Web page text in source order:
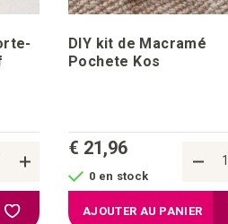
Ajouter à la liste d'achats
DIY kit de Macramé
Pochete Kos
€ 21,96
0 en stock
AJOUTER AU PANIER